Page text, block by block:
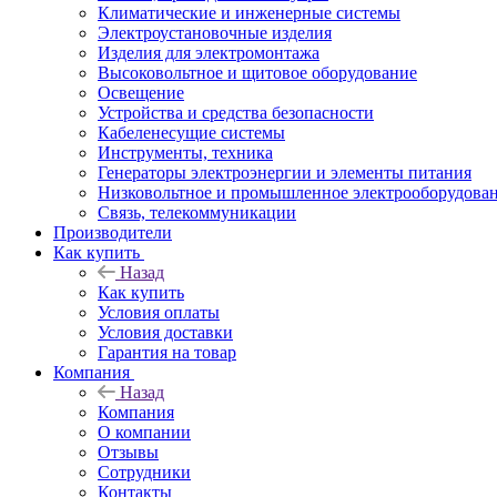
Климатические и инженерные системы
Электроустановочные изделия
Изделия для электромонтажа
Высоковольтное и щитовое оборудование
Освещение
Устройства и средства безопасности
Кабеленесущие системы
Инструменты, техника
Генераторы электроэнергии и элементы питания
Низковольтное и промышленное
Связь, телекоммуникации
Производители
Как купить
Назад
Как купить
Условия оплаты
Условия доставки
Гарантия на товар
Компания
Назад
Компания
О компании
Отзывы
Сотрудники
Контакты